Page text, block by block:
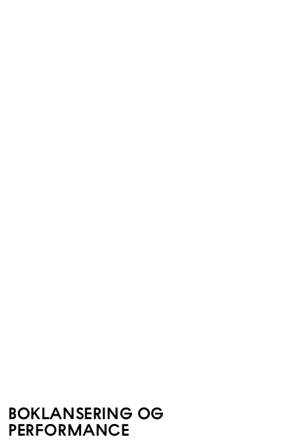
BOKLANSERING OG
PERFORMANCE